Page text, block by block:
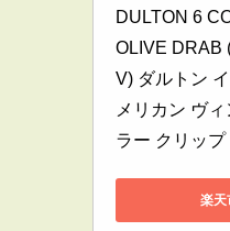
DULTON 6
OLIVE DRAB
V) ダルトン
メリカン ヴ
ラー クリッ
楽天